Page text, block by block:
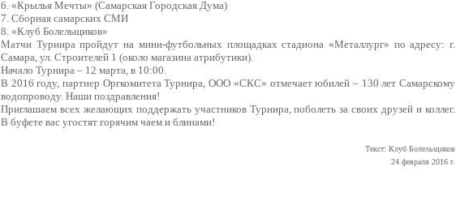
6. «Крылья Мечты» (Самарская Городская Дума)
7. Сборная самарских СМИ
8. «Клуб Болельщиков»
Матчи Турнира пройдут на мини-футбольных площадках стадиона «Металлург» по адресу: г.
Самара, ул. Строителей 1 (около магазина атрибутики).
Начало Турнира – 12 марта, в 10:00.
В 2016 году, партнер Оргкомитета Турнира, ООО «СКС» отмечает юбилей – 130 лет Самарскому
водопроводу. Наши поздравления!
Приглашаем всех желающих поддержать участников Турнира, поболеть за своих друзей и коллег.
В буфете вас угостят горячим чаем и блинами!
Текст: Клуб Болельщиков
24 февраля 2016 г.